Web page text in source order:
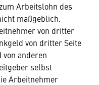
Arbeitslohn des
maßgeblich.
von dritter
von dritter Seite
anderen
selbst
Arbeitnehmer